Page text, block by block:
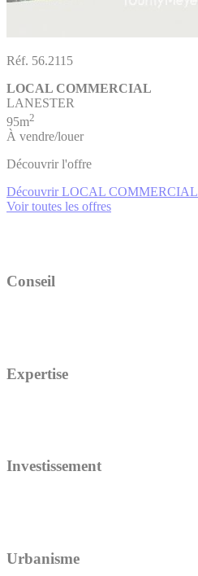
Réf. 56.2115
LOCAL COMMERCIAL
LANESTER
95m2
À vendre/louer
Découvrir l'offre
Découvrir LOCAL COMMERCIAL
Voir toutes les offres
Conseil
Expertise
Investissement
Urbanisme